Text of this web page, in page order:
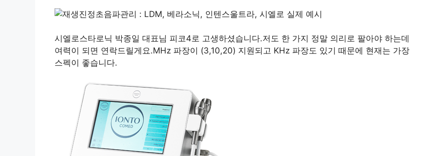
시엘로스타로닉 박종일 대표님 피코4로 고생하셨습니다.저도 한 가지 정말 의리로 팔아야 하는데
여력이 되면 연락드릴게요.MHz 파장이 (3,10,20) 지원되고 KHz 파장도 있기 때문에 현재는 가장
스펙이 좋습니다.